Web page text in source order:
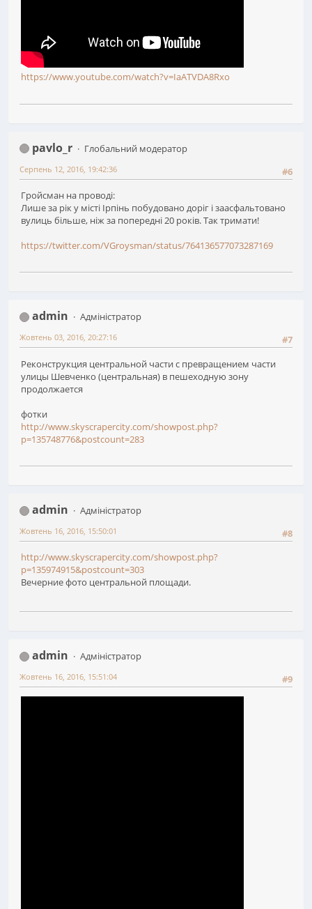
https://www.youtube.com/watch?v=IaATVDA8Rxo
pavlo_r
Глобальний модератор
#6
Серпень 12, 2016, 19:42:36
Гройсман на проводі:
Лише за рік у місті Ірпінь побудовано доріг і заасфальтовано
вулиць більше, ніж за попередні 20 років. Так тримати!
https://twitter.com/VGroysman/status/764136577073287169
admin
Адміністратор
#7
Жовтень 03, 2016, 20:27:16
Реконструкция центральной части с превращением части
улицы Шевченко (центральная) в пешеходную зону
продолжается
фотки
http://www.skyscrapercity.com/showpost.php?
p=135748776&postcount=283
admin
Адміністратор
#8
Жовтень 16, 2016, 15:50:01
http://www.skyscrapercity.com/showpost.php?
p=135974915&postcount=303
Вечерние фото центральной площади.
admin
Адміністратор
#9
Жовтень 16, 2016, 15:51:04